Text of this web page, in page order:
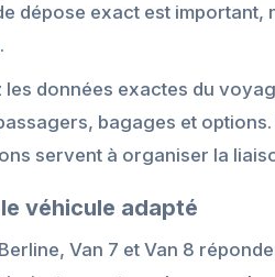
dépose exact est
les données exactes du
bagages et
servent à organiser la
véhicule adapté
Van 7 et Van 8